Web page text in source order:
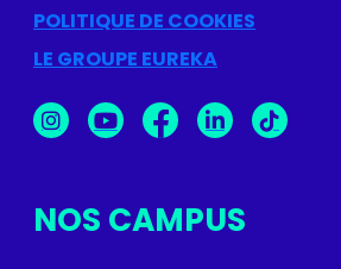
POLITIQUE DE COOKIES
LE GROUPE EUREKA
NOS CAMPUS